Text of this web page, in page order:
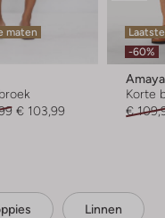
maten
€ 103,99
-60%
Korte
€
Linnen